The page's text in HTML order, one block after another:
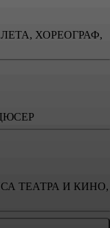
ХОРЕОГРАФ,
ТЕАТРА И КИНО,